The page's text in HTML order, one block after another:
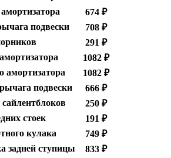
674 ₽
подвески
708 ₽
291 ₽
1082 ₽
амортизатора
1082 ₽
подвески
666 ₽
250 ₽
стоек
191 ₽
кулака
749 ₽
задней ступицы
833 ₽